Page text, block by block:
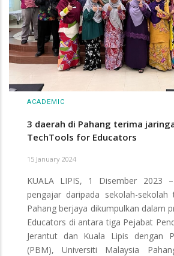
ACADEMIC
3 daerah di Pahang terima
TechTools for Educators
15 January 2024
KUALA LIPIS, 1 Disember 2023
pengajar daripada sekolah-
Pahang berjaya dikumpulkan dalam
Educators di antara tiga Pejabat
Jerantut dan Kuala Lipis dengan
(PBM), Universiti Malaysia